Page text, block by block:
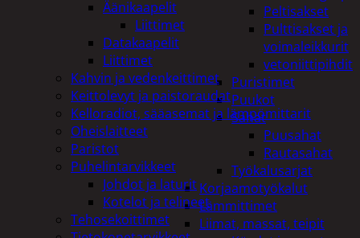
Peltisakset
Pulttisakset ja
voimaleikkurit
vetoniittipihdit
Puristimet
Puukot
Sahat
Puusahat
Rautasahat
Työkalusarjat
Korjaamotyökalut
Lämmittimet
Liimat, massat, teipit
Äänikaapelit
Liittimet
Datakaapelit
Liittimet
Kahvin ja vedenkeittimet
Keittolevyt ja paistoraudat
Kelloradiot, sääasemat ja lämpömittarit
Oheislaitteet
Paristot
Puhelintarvikkeet
Johdot ja laturit
Kotelot ja telineet
Tehosekoittimet